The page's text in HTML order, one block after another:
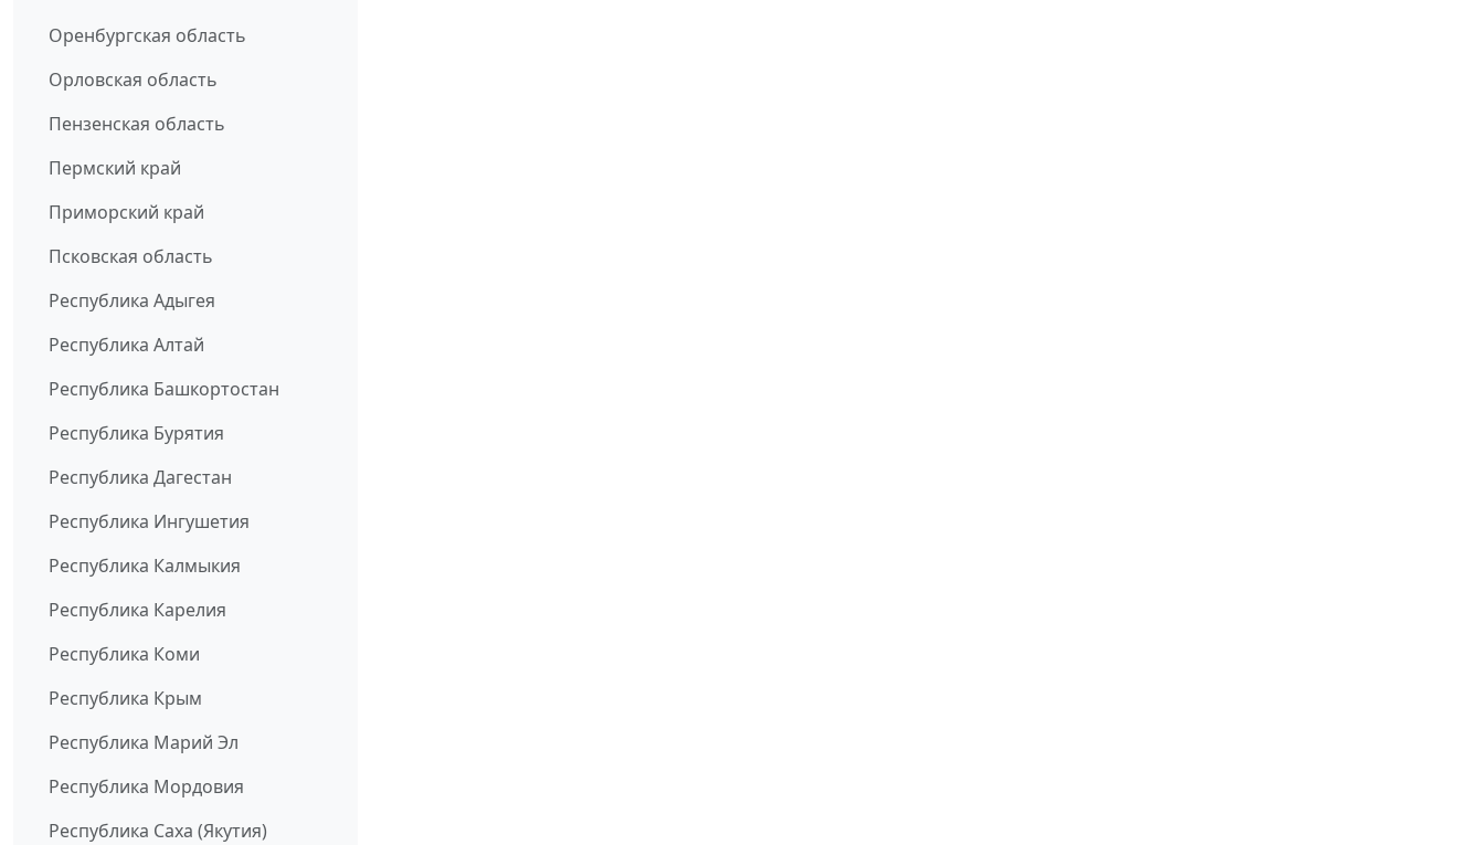
Оренбургская область
Орловская область
Пензенская область
Пермский край
Приморский край
Псковская область
Республика Адыгея
Республика Алтай
Республика Башкортостан
Республика Бурятия
Республика Дагестан
Республика Ингушетия
Республика Калмыкия
Республика Карелия
Республика Коми
Республика Крым
Республика Марий Эл
Республика Мордовия
Республика Саха (Якутия)